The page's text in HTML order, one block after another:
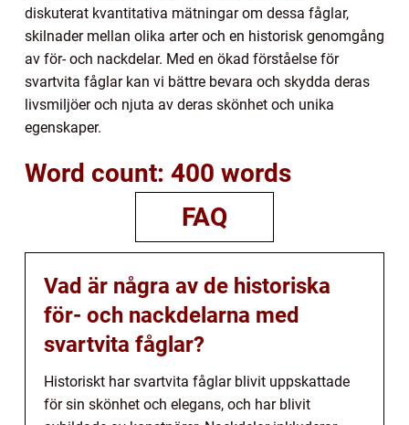
diskuterat kvantitativa mätningar om dessa fåglar,
skilnader mellan olika arter och en historisk genomgång
av för- och nackdelar. Med en ökad förståelse för
svartvita fåglar kan vi bättre bevara och skydda deras
livsmiljöer och njuta av deras skönhet och unika
egenskaper.
Word count: 400 words
FAQ
Vad är några av de historiska
för- och nackdelarna med
svartvita fåglar?
Historiskt har svartvita fåglar blivit uppskattade
för sin skönhet och elegans, och har blivit